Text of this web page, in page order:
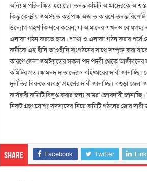
অনিয়ম পরিলক্ষিত হয়েছে। তদন্ত কমিটি আমাদেরকে
কিন্তু কেন্দ্ৰীয় জমঈয়ত কর্তৃপক্ষ অজ্ঞাত কারণে তদন্ত
উদ্যোগ গ্রহণ কিভাবে করেন, যা আমাদের এখনও বোধগম্য
এলাকা গঠন করতে হবে। শাখা ও এলাকা গঠন করার পূর্বে
কর্মীকে এই দ্বীনি তাওহীদি সংগঠনের সাথে সম্পৃক্ত করা
কারণে জেলা জমঈয়তের সকল পদ পদবী থেকে আজীবনের
কমিটির প্রত্যক্ষ মদদ দাতাদেরও বহিষ্কারের দাবী
দুর্নীতির বিরুদ্ধে ব্যবস্থা গ্রহণের দাবী জানাচ্ছি।
কার্যকরী কমিটি বিলুপ্ত করার জন্য আমরা জোরদাবী
নিকট গ্রহণযোগ্য সদস্যদের নিয়ে কমিটি গঠনের জোর দাবী
Share Facebook Twitter